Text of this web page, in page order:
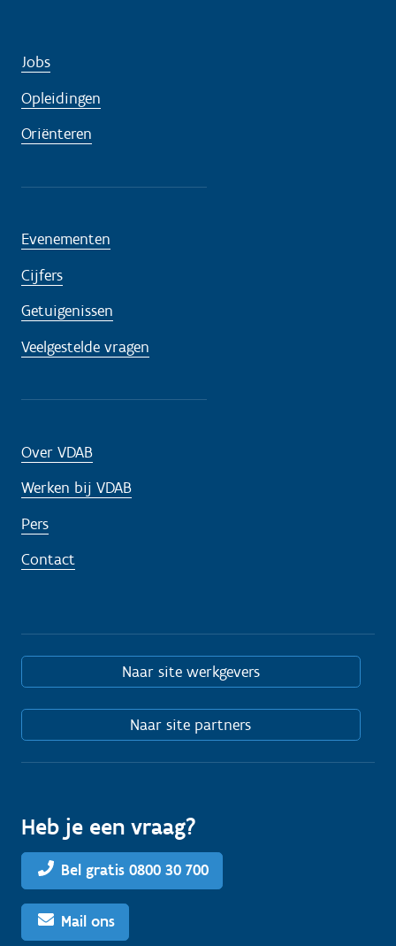
Jobs
Opleidingen
Oriënteren
Evenementen
Cijfers
Getuigenissen
Veelgestelde vragen
Over VDAB
Werken bij VDAB
Pers
Contact
Naar site werkgevers
Naar site partners
Heb je een vraag?
Bel gratis 0800 30 700
Mail ons